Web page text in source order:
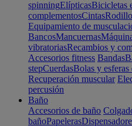
spinningElípticasBicicletas
complementosCintas
Equipamiento de
BancosMancuernas
vibratoriasRecambios y
Accesorios fitness Bandas
stepCuerdasBolas y
Recuperación muscular
percusión
Baño
Accesorios de baño
bañoPapeleras